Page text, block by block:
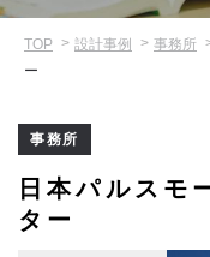
TOP 設計事例 事務所
ー
事務所
日本パルスモ
ター